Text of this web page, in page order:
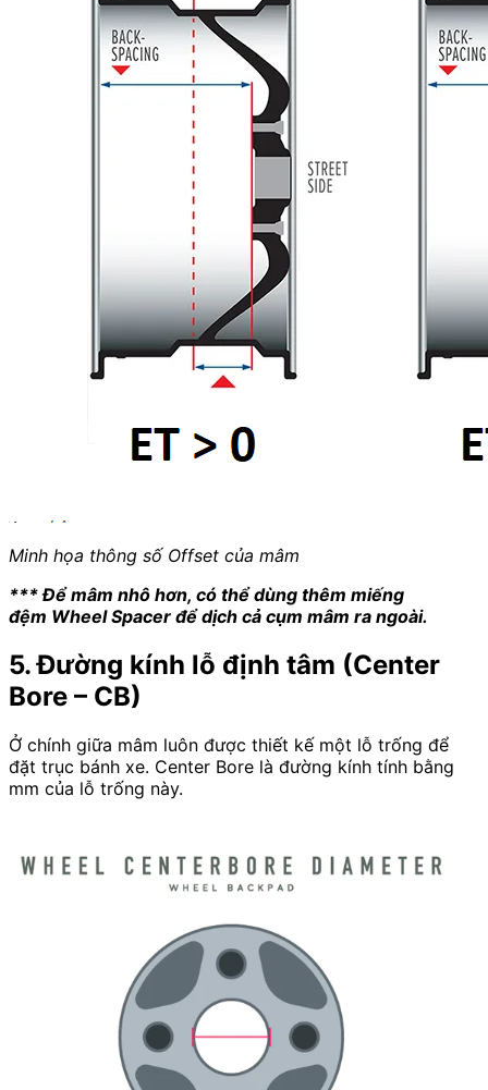
Minh họa thông số Offset của mâm
*** Để mâm nhô hơn, có thể dùng thêm miếng
đệm Wheel Spacer để dịch cả cụm mâm ra ngoài.
5. Đường kính lỗ định tâm (Center
Bore – CB)
Ở chính giữa mâm luôn được thiết kế một lỗ trống để
đặt trục bánh xe. Center Bore là đường kính tính bằng
mm của lỗ trống này.